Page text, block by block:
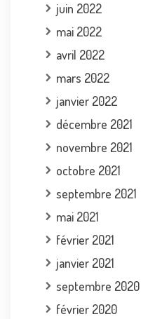
juin 2022
mai 2022
avril 2022
mars 2022
janvier 2022
décembre 2021
novembre 2021
octobre 2021
septembre 2021
mai 2021
février 2021
janvier 2021
septembre 2020
février 2020